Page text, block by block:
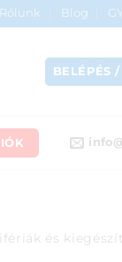
Rólunk Blog
BELÉPÉS /
és